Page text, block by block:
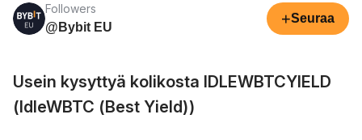
Followers
@Bybit EU
+Seuraa
Usein kysyttyä kolikosta IDLEWBTCYIELD
(IdleWBTC (Best Yield))